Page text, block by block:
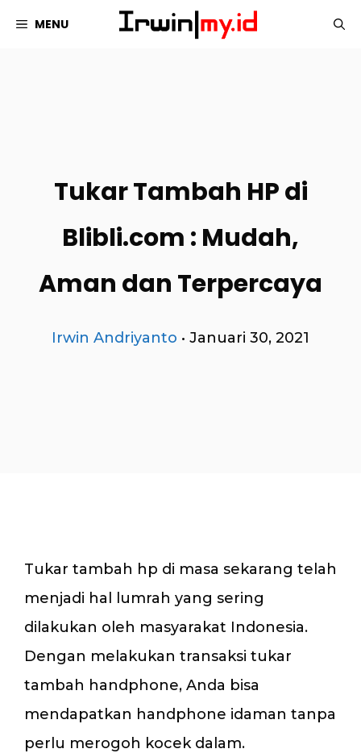
MENU
Tukar Tambah HP di
Blibli.com : Mudah,
Aman dan Terpercaya
Irwin Andriyanto • Januari 30, 2021
Tukar tambah hp di masa sekarang telah
menjadi hal lumrah yang sering
dilakukan oleh masyarakat Indonesia.
Dengan melakukan transaksi tukar
tambah handphone, Anda bisa
mendapatkan handphone idaman tanpa
perlu merogoh kocek dalam.